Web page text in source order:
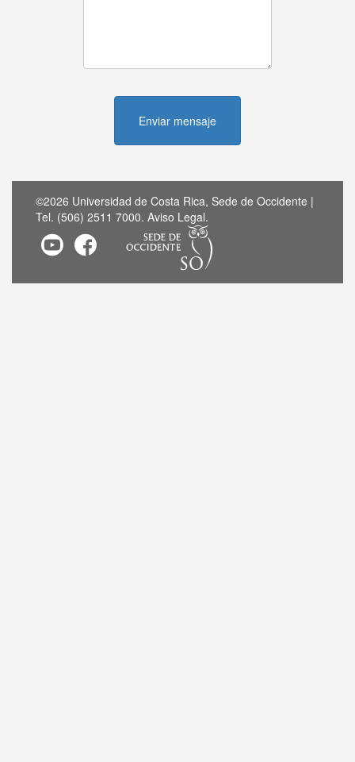
Enviar mensaje
©2026 Universidad de Costa Rica, Sede de Occidente |
Tel. (506) 2511 7000. Aviso Legal.